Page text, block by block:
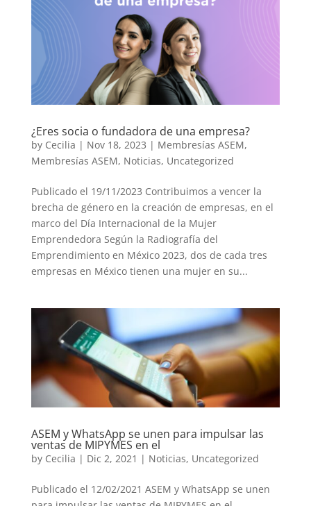
¿Eres socia o fundadora de una empresa?
by Cecilia | Nov 18, 2023 | Membresías ASEM,
Membresías ASEM, Noticias, Uncategorized
Publicado el 19/11/2023 Contribuimos a vencer la
brecha de género en la creación de empresas, en el
marco del Día Internacional de la Mujer
Emprendedora Según la Radiografía del
Emprendimiento en México 2023, dos de cada tres
empresas en México tienen una mujer en su...
ASEM y WhatsApp se unen para impulsar las
ventas de MIPYMES en el
by Cecilia | Dic 2, 2021 | Noticias, Uncategorized
Publicado el 12/02/2021 ASEM y WhatsApp se unen